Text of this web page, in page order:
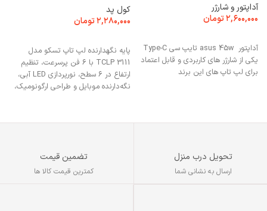
آداپتور و شارژر
۲,۶۰۰,۰۰۰تومان
آداپتور asus 45w تایپ سی Type-C
یکی از شارژر های کاربردی و قابل اعتماد
برای لپ‌ تاپ‌ های این برند
کول پد
۲,۲۸۰,۰۰۰تومان
پایه نگهدارنده لپ تاپ تسکو مدل
TCLP 3111 با ۶ فن پرسرعت، تنظیم
ارتفاع در ۶ سطح، نورپردازی LED آبی،
نگه‌دارنده موبایل و طراحی ارگونومیک،
اینچی است.
تحویل درب منزل
ارسال به نشانی شما
تضمین قیمت
کمترین قیمت کالا ها